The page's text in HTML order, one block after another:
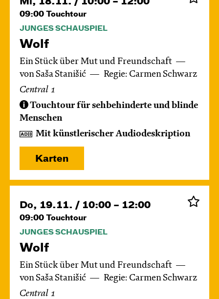
09:00 Touchtour
JUNGES SCHAUSPIEL
Wolf
Ein Stück über Mut und Freundschaft
von Saša Stanišić
Regie: Carmen Schwarz
Central 1
Touchtour für sehbehinderte und blinde
Menschen
Mit künstlerischer Audiodeskription
Karten
Do, 19.11. / 10:00 – 12:00
09:00 Touchtour
JUNGES SCHAUSPIEL
Wolf
Ein Stück über Mut und Freundschaft
von Saša Stanišić
Regie: Carmen Schwarz
Central 1